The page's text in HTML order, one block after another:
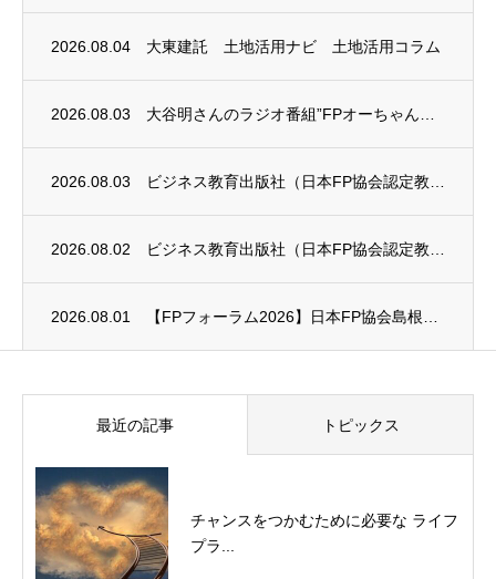
2026.08.04 大東建託 土地活用ナビ 土地活用コラム
2026.08.03 大谷明さんのラジオ番組”FPオーちゃんの「マネーのとびら」”に、安田まゆみさんが出演し...
2026.08.03 ビジネス教育出版社（日本FP協会認定教育機関）継続セミナー終了のお知らせ
2026.08.02 ビジネス教育出版社（日本FP協会認定教育機関）継続セミナー終了のお知らせ
2026.08.01 【FPフォーラム2026】日本FP協会島根支部のお知らせ
最近の記事 トピックス
チャンスをつかむために必要な ライフ
プラ...